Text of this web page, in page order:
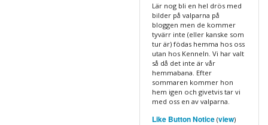
Lär nog bli en hel drös med
bilder på valparna på
bloggen men de kommer
tyvärr inte (eller kanske som
tur är) födas hemma hos oss
utan hos Kenneln. Vi har valt
så då det inte är vår
hemmabana. Efter
sommaren kommer hon
hem igen och givetvis tar vi
med oss en av valparna.
Like Button Notice(view)